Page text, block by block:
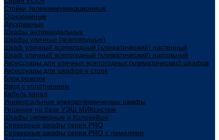
Стойки телекоммуникационные
Однорамные
Двухрамные
Шкафы антивандальные
Шкафы уличные (всепогодные)
Шкаф уличный всепогодный (климатический) настенный
Шкаф уличный всепогодный (климатический) напольный
Аксессуары для уличных всепогодных (климатических) шкафов
Аксессуары для шкафов и стоек
Блок розеток
Ввод с уплотнением
Кабель канал
Универсальные электротехнические шкафы
Решения на базе УЭШ МИКсистем
Шкафы серверные и Колокейшн
Серверные шкафы серия PRO
Серверные шкафы серии PRO с ламелями